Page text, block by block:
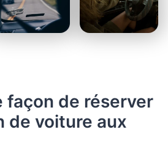
façon de réserver
de voiture aux